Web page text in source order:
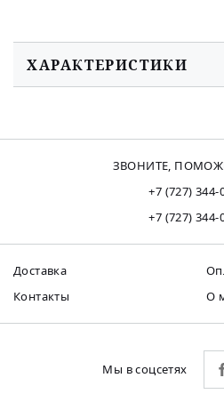
ХАРАКТЕРИСТИКИ
ЗВОНИТЕ,
+7 (727) 344-
+7 (727) 344-
Доставка
Контакты
О
Мы в соцсетях